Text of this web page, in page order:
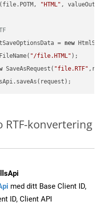
"HTML" ,
= new
"/file.HTML" );
SaveAsRequest( "file.RTF"
RTF-konvertering
med ditt Base Client ID,
ID, Client API